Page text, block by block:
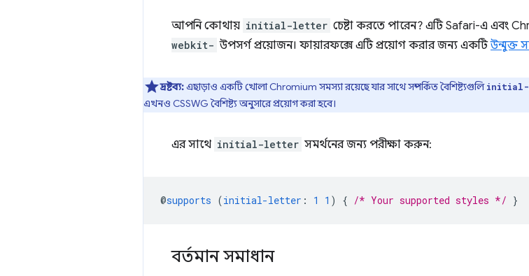
আপনি কোথায় initial-letter চেষ্টা করতে পারেন? এটি Safari-এ এবং
webkit- উপসর্গ প্রয়োজন। ফায়ারফক্সে এটি প্রয়োগ করার জন্য একটিউন্মুক্ত
দ্রষ্টব্য:এছাড়াও একটি খোলা Chromium সমস্যা রয়েছে যার সাথে সম্পর্কিত বৈশিষ্ট্যগুলিinitial-
এখনও CSSWG বৈশিষ্ট্য অনুসারে প্রয়োগ করা হবে।
এর সাথে initial-letter সমর্থনের জন্য পরীক্ষা করুন:
@supports (initial-letter : 1 1 ) { /* Your supported styles */ }
বর্তমান সমাধান